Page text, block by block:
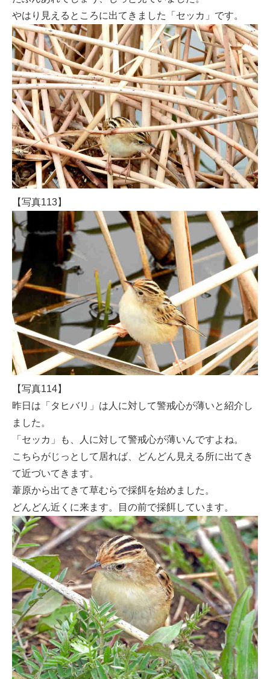
やはり見えるところに出てきました「セッカ」です。
【写真113】
【写真114】
昨日は「タヒバリ」は人に対して警戒心が薄いと紹介し
ました。
「セッカ」も、人に対して警戒心が薄いんですよね。
こちらがじっとして居れば、どんどん見える所に出てき
て近づいてきます。
葦原から出てきて草むらで採餌を始めました。
どんどん近くに来ます。目の前で採餌しています。